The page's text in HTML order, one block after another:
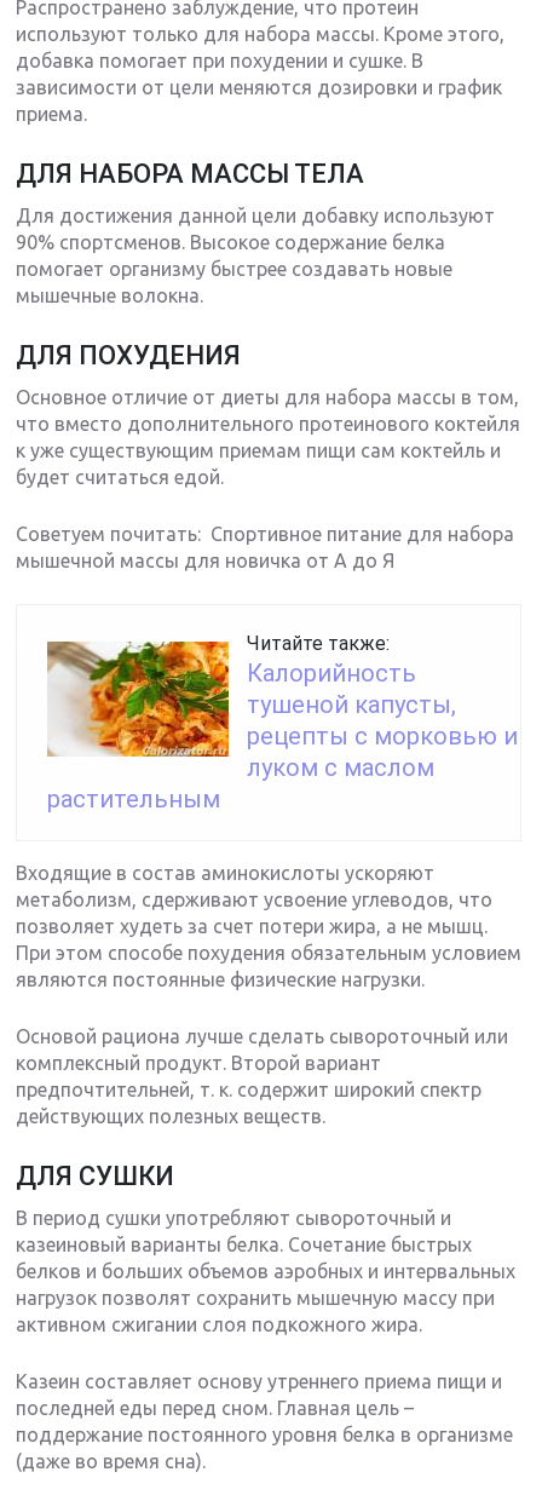
Распространено заблуждение, что протеин
используют только для набора массы. Кроме этого,
добавка помогает при похудении и сушке. В
зависимости от цели меняются дозировки и график
приема.
ДЛЯ НАБОРА МАССЫ ТЕЛА
Для достижения данной цели добавку используют
90% спортсменов. Высокое содержание белка
помогает организму быстрее создавать новые
мышечные волокна.
ДЛЯ ПОХУДЕНИЯ
Основное отличие от диеты для набора массы в том,
что вместо дополнительного протеинового коктейля
к уже существующим приемам пищи сам коктейль и
будет считаться едой.
Советуем почитать: Спортивное питание для набора
мышечной массы для новичка от А до Я
Читайте также:
Калорийность
тушеной капусты,
рецепты с морковью и
луком с маслом
растительным
Входящие в состав аминокислоты ускоряют
метаболизм, сдерживают усвоение углеводов, что
позволяет худеть за счет потери жира, а не мышц.
При этом способе похудения обязательным условием
являются постоянные физические нагрузки.
Основой рациона лучше сделать сывороточный или
комплексный продукт. Второй вариант
предпочтительней, т. к. содержит широкий спектр
действующих полезных веществ.
ДЛЯ СУШКИ
В период сушки употребляют сывороточный и
казеиновый варианты белка. Сочетание быстрых
белков и больших объемов аэробных и интервальных
нагрузок позволят сохранить мышечную массу при
активном сжигании слоя подкожного жира.
Казеин составляет основу утреннего приема пищи и
последней еды перед сном. Главная цель –
поддержание постоянного уровня белка в организме
(даже во время сна).